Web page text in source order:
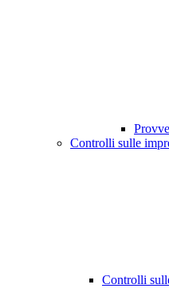
Controlli sulle
Controlli